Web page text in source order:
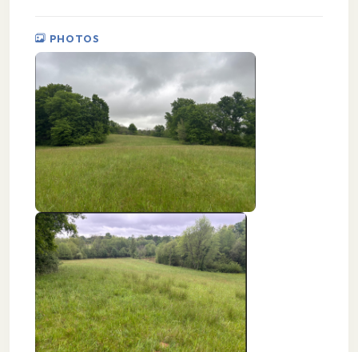
PHOTOS